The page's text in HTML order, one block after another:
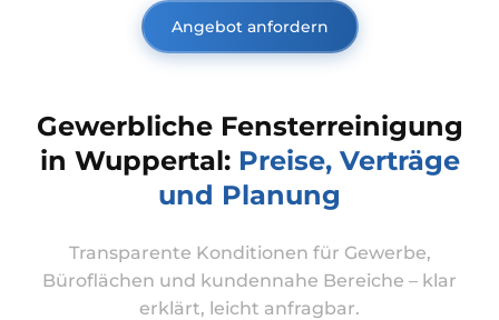
Angebot anfordern
Gewerbliche Fensterreinigung
in Wuppertal: Preise, Verträge
und Planung
Transparente Konditionen für Gewerbe,
Büroflächen und kundennahe Bereiche – klar
erklärt, leicht anfragbar.